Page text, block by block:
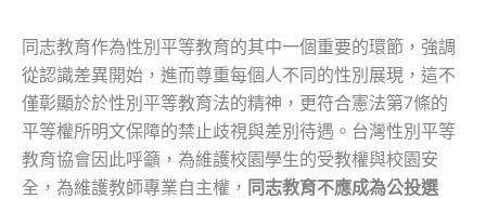
同志教育作為性別平等教育的其中一個重要的環節，強調
從認識差異開始，進而尊重每個人不同的性別展現，這不
僅彰顯於於性別平等教育法的精神，更符合憲法第7條的
平等權所明文保障的禁止歧視與差別待遇。台灣性別平等
教育協會因此呼籲，為維護校園學生的受教權與校園安
全，為維護教師專業自主權， 同志教育不應成為公投選